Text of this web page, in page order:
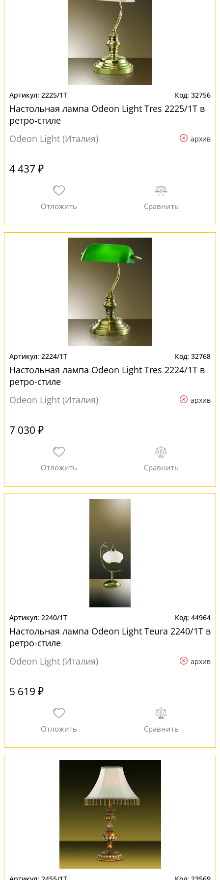
2225/1T 32756
Настольная лампа Odeon Light Tres 2225/1T в
ретро-стиле
Odeon Light (Италия)
архив
4 437 ₽
2224/1T 32768
Настольная лампа Odeon Light Tres 2224/1T в
ретро-стиле
Odeon Light (Италия)
архив
7 030 ₽
2240/1T 44964
Настольная лампа Odeon Light Teura 2240/1T в
ретро-стиле
Odeon Light (Италия)
архив
5 619 ₽